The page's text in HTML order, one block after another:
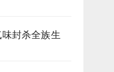
味封杀全族生